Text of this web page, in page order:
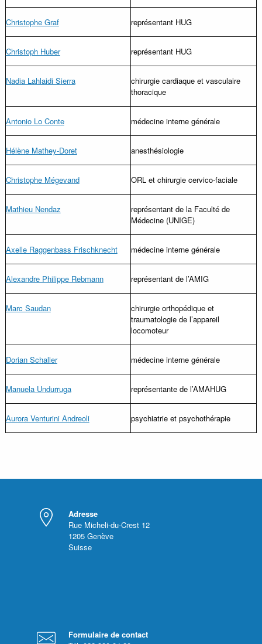
Christophe Graf représentant HUG
Christoph Huber représentant HUG
Nadia Lahlaidi Sierra
chirurgie cardiaque et vasculaire
thoracique
Antonio Lo Conte médecine interne générale
Hélène Mathey-Doret anesthésiologie
Christophe Mégevand ORL et chirurgie cervico-faciale
Mathieu Nendaz
représentant de la Faculté de
Médecine (UNIGE)
Axelle Raggenbass Frischknecht médecine interne générale
Alexandre Philippe Rebmann représentant de l’AMIG
Marc Saudan
chirurgie orthopédique et
traumatologie de l’appareil
locomoteur
Dorian Schaller médecine interne générale
Manuela Undurruga représentante de l’AMAHUG
Aurora Venturini Andreoli psychiatrie et psychothérapie
Adresse
Rue Micheli-du-Crest 12
1205 Genève
Suisse
Formulaire de contact